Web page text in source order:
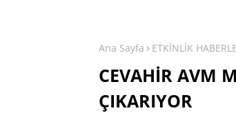
Ana Sayfa ETKİNLİK
CEVAHİR AVM
ÇIKARIYOR